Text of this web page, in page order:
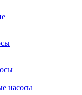
насосы